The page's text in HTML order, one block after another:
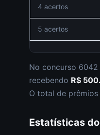
4 acertos
5 acertos
No concurso 6042
recebendo R$
O total de
Estatísticas